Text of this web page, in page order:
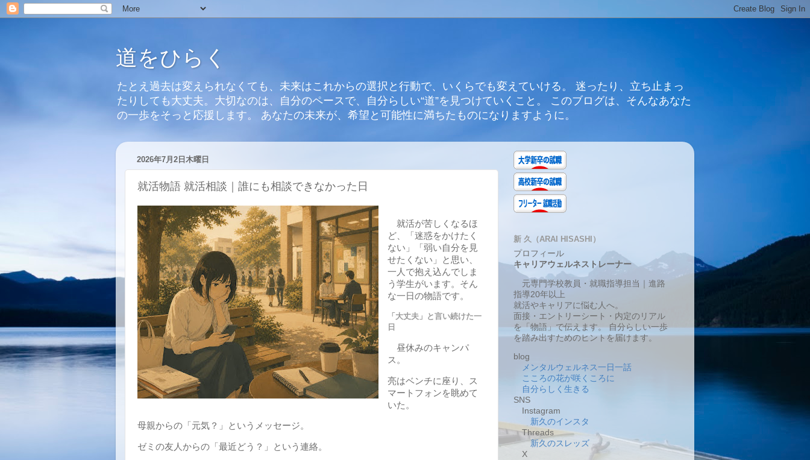
道をひらく
たとえ過去は変えられなくても、未来はこれからの選択と行動で、いくらでも変えていける。 迷ったり、立ち止まっ
たりしても大丈夫。大切なのは、自分のペースで、自分らしい“道”を見つけていくこと。 このブログは、そんなあなた
の一歩をそっと応援します。 あなたの未来が、希望と可能性に満ちたものになりますように。
2026年7月2日木曜日
就活物語 就活相談｜誰にも相談できなかった日
就活が苦しくなるほ
ど、「迷惑をかけたく
ない」「弱い自分を見
せたくない」と思い、
一人で抱え込んでしま
う学生がいます。そん
な一日の物語です。
「大丈夫」と言い続けた一
日
昼休みのキャンパ
ス。
亮はベンチに座り、ス
マートフォンを眺めて
いた。
母親からの「元気？」というメッセージ。
ゼミの友人からの「最近どう？」という連絡。
新 久（ARAI HISASHI）
プロフィール
キャリアウェルネストレーナー
元専門学校教員・就職指導担当｜進路
指導20年以上
就活やキャリアに悩む人へ。
面接・エントリーシート・内定のリアル
を「物語」で伝えます。 自分らしい一歩
を踏み出すためのヒントを届けます。
blog
メンタルウェルネス一日一話
こころの花が咲くころに
自分らしく生きる
SNS
Instagram
新久のインスタ
Threads
新久のスレッズ
X